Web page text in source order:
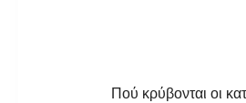
Πού κρύβονται οι